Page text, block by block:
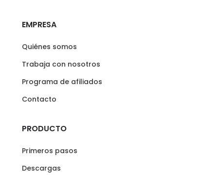
EMPRESA
Quiénes somos
Trabaja con nosotros
Programa de afiliados
Contacto
PRODUCTO
Primeros pasos
Descargas